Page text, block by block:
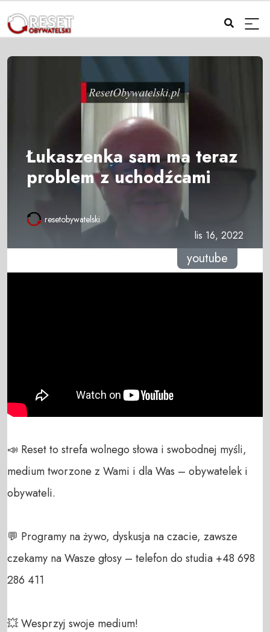
Łukaszenka sam ma teraz
problem z uchodźcami
resetobywatelski
lis 16, 2022
youtube
📣 Reset to strefa wolnego słowa i swobodnej myśli,
medium tworzone z Wami i dla Was – obywatelek i
obywateli.
💬 Programy na żywo, dyskusja na czacie, zawsze
czekamy na Wasze głosy – telefon do studia +48 698
286 411
💥 Wesprzyj swoje medium!